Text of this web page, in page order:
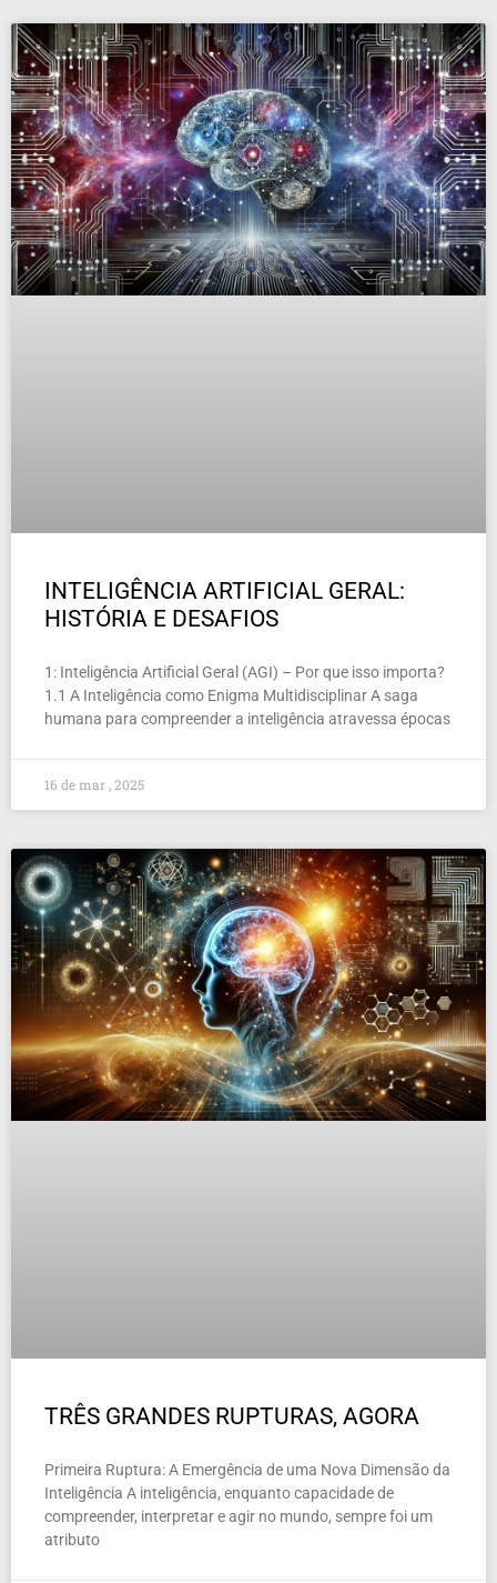
INTELIGÊNCIA ARTIFICIAL GERAL:
HISTÓRIA E DESAFIOS
1: Inteligência Artificial Geral (AGI) – Por que isso importa?
1.1 A Inteligência como Enigma Multidisciplinar A saga
humana para compreender a inteligência atravessa épocas
16 de mar , 2025
TRÊS GRANDES RUPTURAS, AGORA
Primeira Ruptura: A Emergência de uma Nova Dimensão da
Inteligência A inteligência, enquanto capacidade de
compreender, interpretar e agir no mundo, sempre foi um
atributo